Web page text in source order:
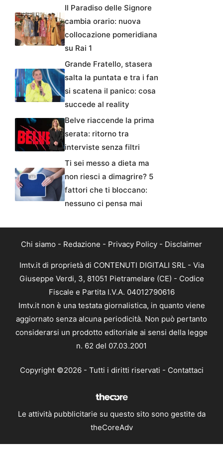
Il Paradiso delle Signore
cambia orario: nuova
collocazione pomeridiana
su Rai 1
Grande Fratello, stasera
salta la puntata e tra i fan
si scatena il panico: cosa
succede al reality
Belve riaccende la prima
serata: ritorno tra
interviste senza filtri
Ti sei messo a dieta ma
non riesci a dimagrire? 5
fattori che ti bloccano:
nessuno ci pensa mai
Chi siamo - Redazione - Privacy Policy - Disclaimer
Imtv.it di proprietà di CONTENUTI DIGITALI SRL - Via
Giuseppe Verdi, 3, 81051 Pietramelare (CE) - Codice
Fiscale e Partita I.V.A. 04012790616
Imtv.it non è una testata giornalistica, in quanto viene
aggiornato senza alcuna periodicità. Non può pertanto
considerarsi un prodotto editoriale ai sensi della legge
n. 62 del 07.03.2001
Copyright ©2026 - Tutti i diritti riservati - Contattaci
Le attività pubblicitarie su questo sito sono gestite da
theCoreAdv